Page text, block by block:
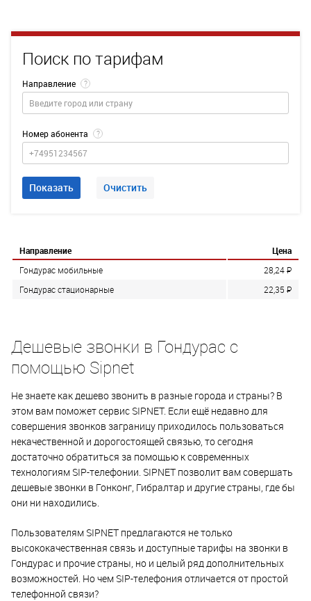
Поиск по тарифам
Направление ?
Номер абонента ?
Показать Очистить
Направление
Цена
Гондурас мобильные
28,24P
Гондурас стационарные
22,35 P
Дешевые звонки в Гондурас с
помощью Sipnet
Не знаете как дешево звонить в разные города и страны? В
этом вам поможет сервис SIPNET. Если ещё недавно для
совершения звонков заграницу приходилось пользоваться
некачественной и дорогостоящей связью, то сегодня
достаточно обратиться за помощью к современных
технологиям SIP-телефонии. SIPNET позволит вам совершать
дешевые звонки в Гонконг, Гибралтар и другие страны, где бы
они ни находились.
Пользователям SIPNET предлагаются не только
высококачественная связь и доступные тарифы на звонки в
Гондурас и прочие страны, но и целый ряд дополнительных
возможностей. Но чем SIP-телефония отличается от простой
телефонной связи?